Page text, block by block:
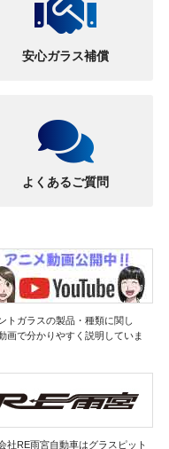
安心ガラス補償
よくあるご質問
トガラスの製品・種類に関し
画で分かりやすく説明していま
社RE雨宮自動車はグラスピット